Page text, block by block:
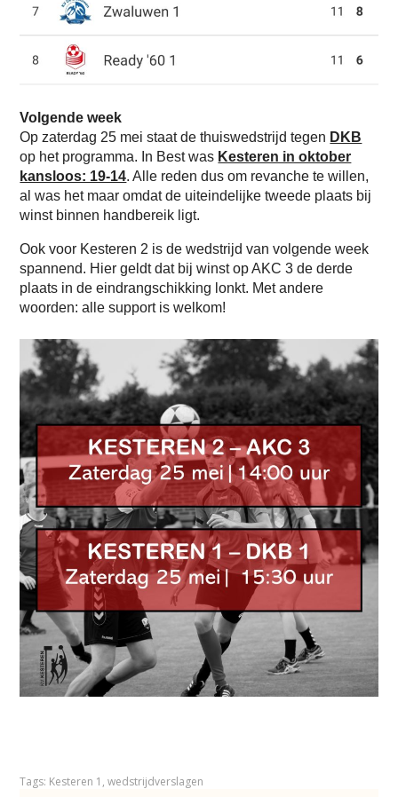
Volgende week
Op zaterdag 25 mei staat de thuiswedstrijd tegen DKB
op het programma. In Best was Kesteren in oktober
kansloos: 19-14. Alle reden dus om revanche te willen,
al was het maar omdat de uiteindelijke tweede plaats bij
winst binnen handbereik ligt.
Ook voor Kesteren 2 is de wedstrijd van volgende week
spannend. Hier geldt dat bij winst op AKC 3 de derde
plaats in de eindrangschikking lonkt. Met andere
woorden: alle support is welkom!
Tags: Kesteren 1 ,wedstrijdverslagen